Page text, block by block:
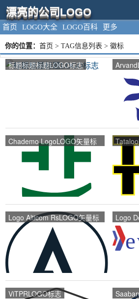
首页 LOGO大全 LOGO百科 更多
漂亮的公司LOGO
你的位置： 首页 > TAG信息列表 > 徽标
标题标题标题LOGO标志
Chademo LogoLOGO矢量标
Logo Alticom RsLOGO矢量标
Logo
ViTPRLOGO标志